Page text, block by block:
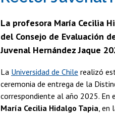
La profesora María Cecilia
del Consejo de Evaluación
Juvenal Hernández Jaque
La Universidad de Chile realizó
ceremonia de entrega de la
correspondiente al año 2025. En
María Cecilia Hidalgo Tapia ,